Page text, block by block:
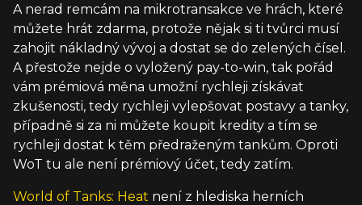
A nerad remcám na mikrotransakce ve hrách, které
můžete hrát zdarma, protože nějak si ti tvůrci musí
zahojit nákladný vývoj a dostat se do zelených čísel.
A přestože nejde o vyložený pay-to-win, tak pořád
vám prémiová měna umožní rychleji získávat
zkušenosti, tedy rychleji vylepšovat postavy a tanky,
případně si za ni můžete koupit kredity a tím se
rychleji dostat k těm předraženým tankům. Oproti
WoT tu ale není prémiový účet, tedy zatím.
World of Tanks: Heat není z hlediska herních